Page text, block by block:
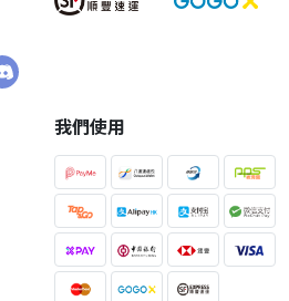
我們使用